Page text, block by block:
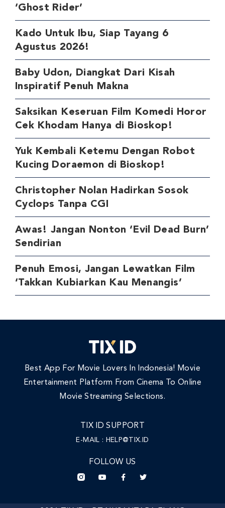
‘Ghost Rider’
Kado Untuk Ibu, Siap Tayang 6
Agustus 2026!
Baby Udon, Diangkat Dari Kisah
Inspiratif Penuh Makna
Saksikan Keseruan Film Komedi Horor
Cek Khodam Hanya di Bioskop!
Yuk Kembali Ketemu Dengan Robot
Kucing Doraemon di Bioskop!
Christopher Nolan Hadirkan Sosok
Cyclops Tanpa CGI
Awas! Jangan Nonton ‘Evil Dead Burn’
Sendirian
Penuh Emosi, Jangan Lewatkan Film
‘Takkan Kubiarkan Kau Menangis’
Best App For Movie Lovers In Indonesia! Movie
Entertainment Platform From Cinema To Online
Movie Streaming Selections.
TIX ID SUPPORT
E-MAIL : HELP@TIX.ID
FOLLOW US